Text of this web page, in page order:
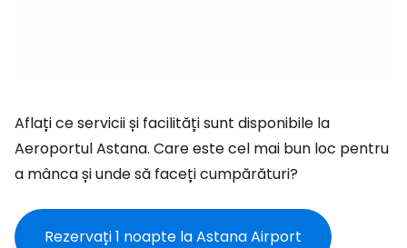
Aflați ce servicii și facilități sunt disponibile la
Aeroportul Astana. Care este cel mai bun loc pentru
a mânca și unde să faceți cumpărături?
Rezervați 1 noapte la Astana Airport